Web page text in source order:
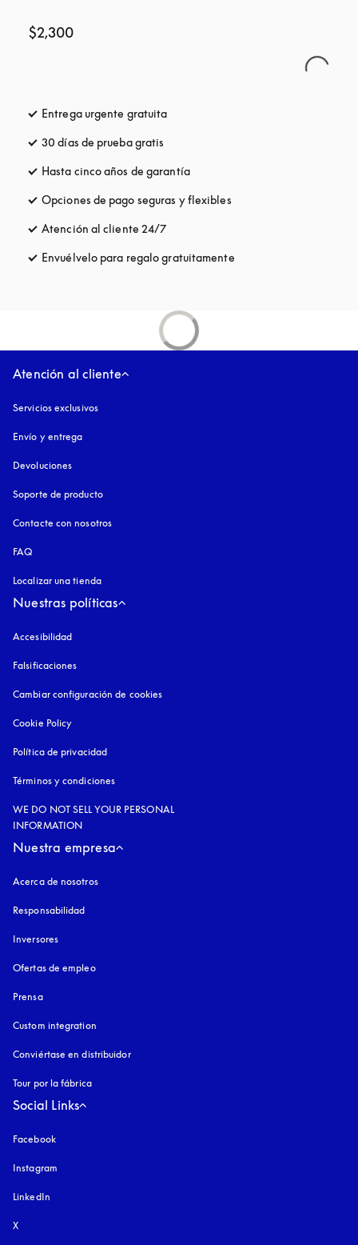
$2,300
Entrega urgente gratuita
30 días de prueba gratis
Hasta cinco años de garantíaapertura en una pestaña nueva
Opciones de pago seguras y flexibles
Atención al cliente 24/7
Envuélvelo para regalo gratuitamente
Atención al cliente
Servicios exclusivos
Envío y entrega
Devoluciones
Soporte de producto
Contacte con nosotros
FAQ
Localizar una tienda
Nuestras políticas
Accesibilidad
Falsificaciones
Cambiar configuración de cookies
Cookie Policy
Política de privacidad
Términos y condiciones
WE DO NOT SELL YOUR PERSONAL
INFORMATION
Nuestra empresa
Acerca de nosotros
Responsabilidad
Inversores
Ofertas de empleo
Prensa
Custom integration
Conviértase en distribuidor
Tour por la fábrica
Social Links
Facebook
Instagram
LinkedIn
X